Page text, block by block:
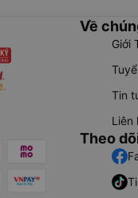
Về
Giới
Tin
Liên
Theo